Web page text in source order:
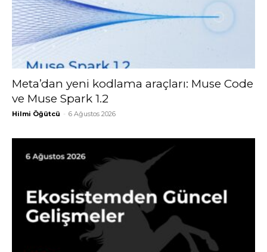
Meta’dan yeni kodlama araçları: Muse Code
ve Muse Spark 1.2
Hilmi Öğütcü - 6 Ağustos 2026